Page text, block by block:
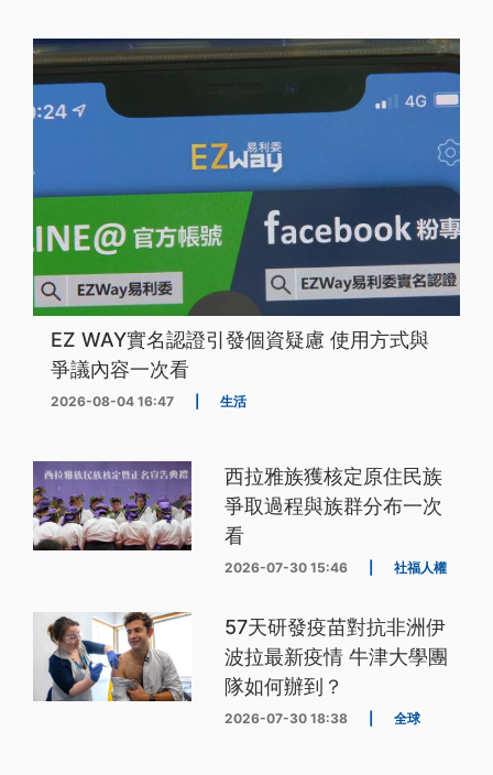
EZ WAY實名認證引發個資疑慮 使用方式與
爭議內容一次看
2026-08-04 16:47 生活
西拉雅族獲核定原住民族
爭取過程與族群分布一次
看
2026-07-30 15:46 社福人權
57天研發疫苗對抗非洲伊
波拉最新疫情 牛津大學團
隊如何辦到？
2026-07-30 18:38 全球